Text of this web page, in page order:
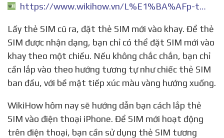
https://www.wikihow.vn/L%E1%BA%AFp-th%E1%BA%BB-SIM-v%C3%A0o-iPhone
Lấy thẻ SIM cũ ra, đặt thẻ SIM mới vào khay. Để thẻ
SIM được nhận dạng, bạn chỉ có thể đặt SIM mới vào
khay theo một chiều. Nếu không chắc chắn, bạn chỉ
cần lắp vào theo hướng tương tự như chiếc thẻ SIM
ban đầu, với bề mặt tiếp xúc màu vàng hướng xuống.
WikiHow hôm nay sẽ hướng dẫn bạn cách lắp thẻ
SIM vào điện thoại iPhone. Để SIM mới hoạt động
trên điện thoại, bạn cần sử dụng thẻ SIM tương